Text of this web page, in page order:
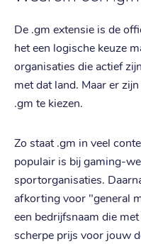
De .gm extensie is de
het een logische keuze
organisaties die actief
met dat land. Maar er
.gm te kiezen.
Zo staat .gm in veel
populair is bij gaming-
sportorganisaties.
afkorting voor "general
een bedrijfsnaam die
scherpe prijs voor jouw